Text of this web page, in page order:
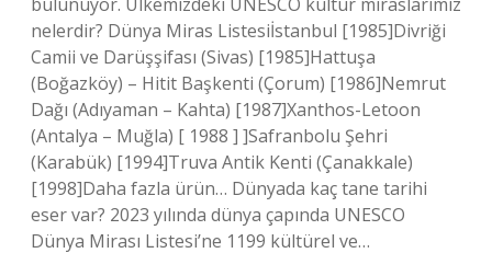
nelerdir? Dünya Miras Listesiİstanbul [1985]Divriği
Camii ve Darüşşifası (Sivas) [1985]Hattuşa
(Boğazköy) – Hitit Başkenti (Çorum) [1986]Nemrut
Dağı (Adıyaman – Kahta) [1987]Xanthos-Letoon
(Antalya – Muğla) [ 1988 ] ]Safranbolu Şehri
(Karabük) [1994]Truva Antik Kenti (Çanakkale)
[1998]Daha fazla ürün… Dünyada kaç tane tarihi
eser var? 2023 yılında dünya çapında UNESCO
Dünya Mirası Listesi’ne 1199 kültürel ve…